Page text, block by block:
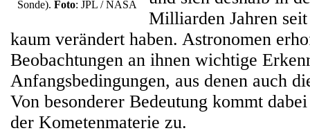
Sonde). Foto: JPL / NASA
Milliarden Jahren
kaum verändert haben. Astronomen
Beobachtungen an ihnen wichtige
Anfangsbedingungen, aus denen auch
Von besonderer Bedeutung kommt
der Kometenmaterie zu.